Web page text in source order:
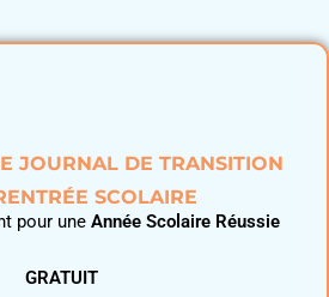
JOURNAL DE TRANSITION
SCOLAIRE
pour une Année Scolaire Réussie
GRATUIT